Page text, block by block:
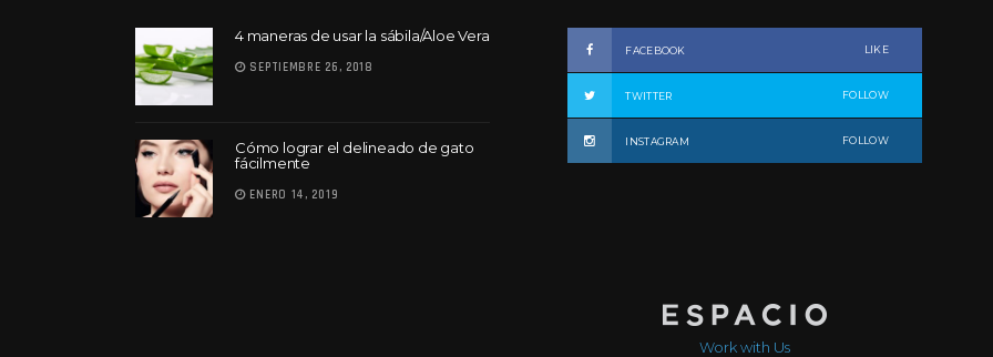
4 maneras de usar la sábila/Aloe Vera
SEPTIEMBRE 26, 2018
Cómo lograr el delineado de gato
fácilmente
ENERO 14, 2019
FACEBOOK LIKE
TWITTER FOLLOW
INSTAGRAM FOLLOW
Work with Us